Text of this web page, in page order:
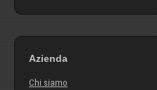
Azienda
Chi siamo